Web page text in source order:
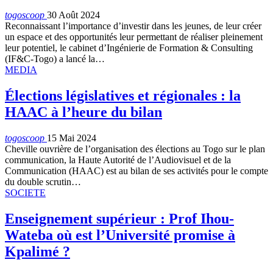
togoscoop 30 Août 2024
Reconnaissant l’importance d’investir dans les jeunes, de leur créer
un espace et des opportunités leur permettant de réaliser pleinement
leur potentiel, le cabinet d’Ingénierie de Formation & Consulting
(IF&C-Togo) a lancé la…
MEDIA
Élections législatives et régionales : la
HAAC à l’heure du bilan
togoscoop 15 Mai 2024
Cheville ouvrière de l’organisation des élections au Togo sur le plan
communication, la Haute Autorité de l’Audiovisuel et de la
Communication (HAAC) est au bilan de ses activités pour le compte
du double scrutin…
SOCIETE
Enseignement supérieur : Prof Ihou-
Wateba où est l’Université promise à
Kpalimé ?